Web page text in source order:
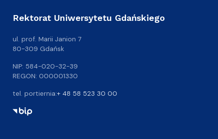
Rektorat Uniwersytetu Gdańskiego
ul. prof. Marii Janion 7
80-309 Gdańsk
NIP: 584-020-32-39
REGON: 000001330
tel. portiernia:+ 48 58 523 30 00